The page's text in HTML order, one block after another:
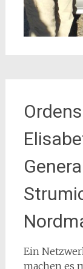
Ein
machen es